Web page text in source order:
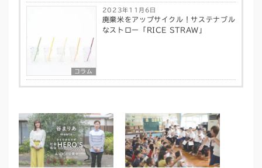
コラム
2023年11月6日
廃棄米をアップサイクル！サステナブル
なストロー「RICE STRAW」